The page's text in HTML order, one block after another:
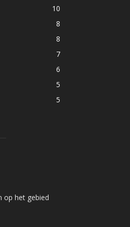
10
8
8
7
6
5
5
op het gebied